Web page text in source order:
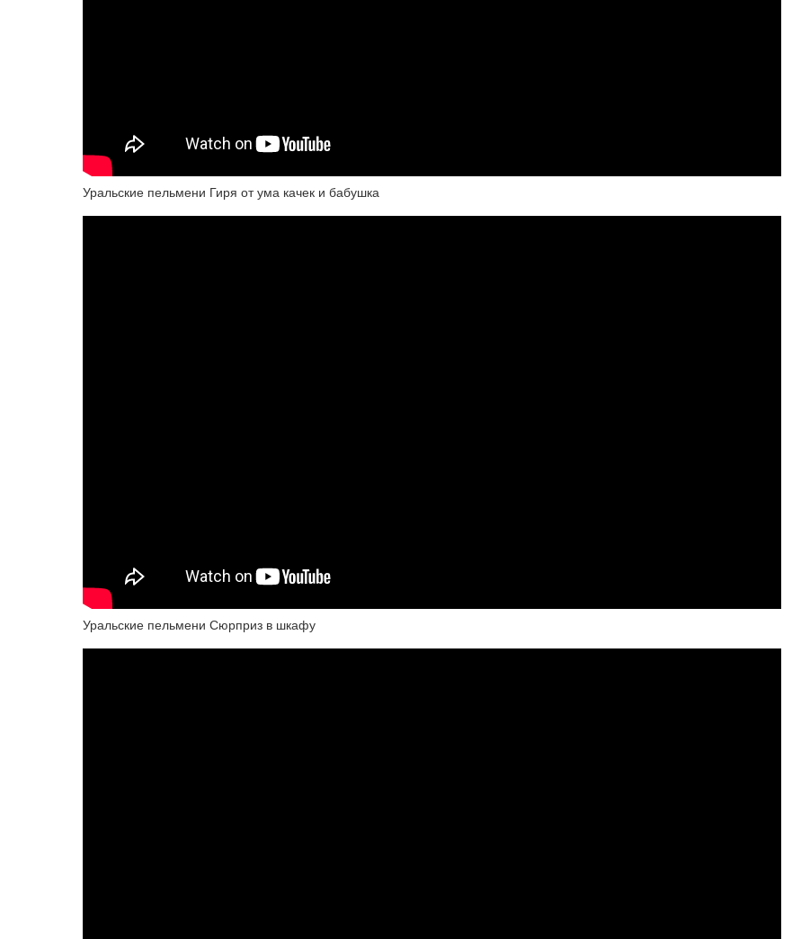
Уральские пельмени Гиря от ума качек и бабушка
Уральские пельмени Сюрприз в шкафу